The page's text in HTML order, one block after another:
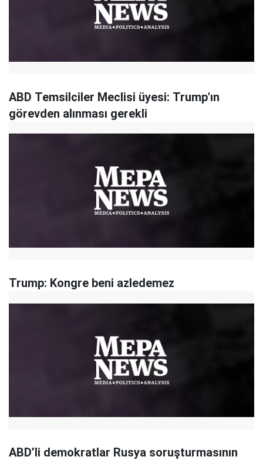
ABD Temsilciler Meclisi üyesi: Trump'ın
görevden alınması gerekli
Trump: Kongre beni azledemez
ABD’li demokratlar Rusya soruşturmasının